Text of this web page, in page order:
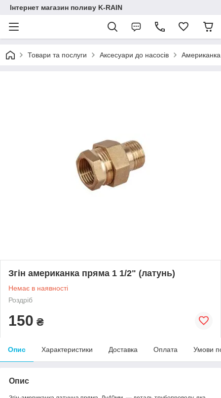
Інтернет магазин поливу K-RAIN
Товари та послуги Аксесуари до насосів Американка
Згін американка пряма 1 1/2" (латунь)
Немає в наявності
Роздріб
150 ₴
Опис Характеристики Доставка Оплата Умови
Опис